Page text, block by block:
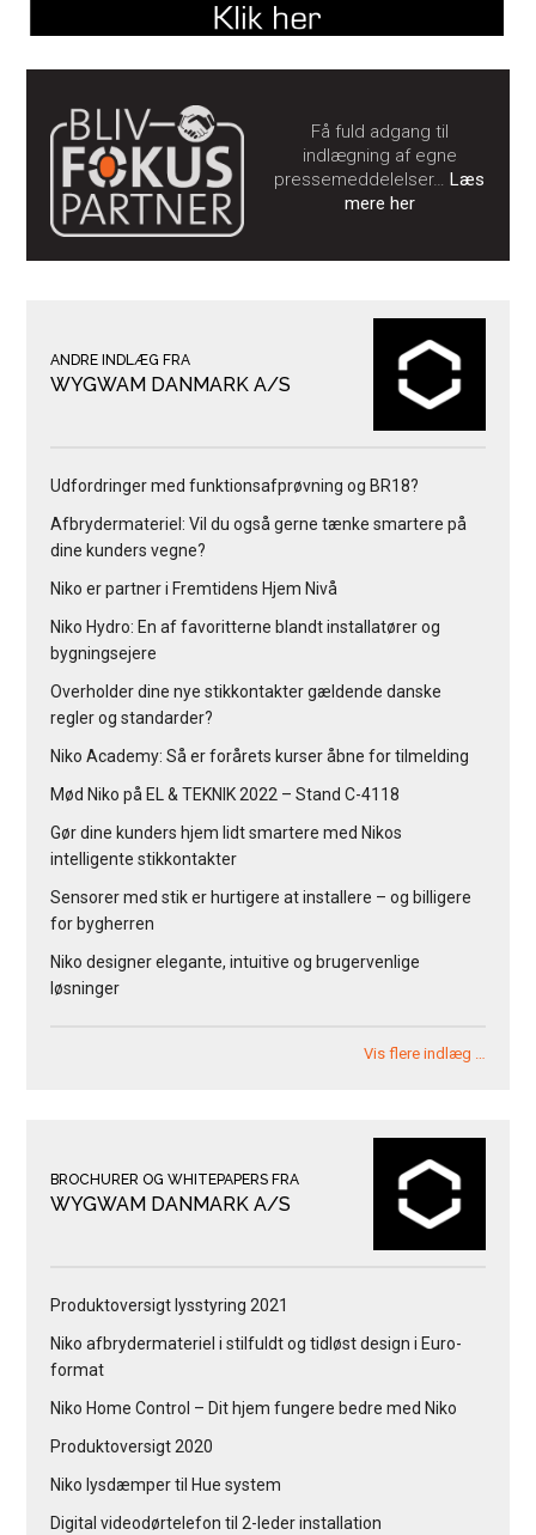
Få fuld adgang til
indlægning af egne
pressemeddelelser…Læs
mere her
ANDRE INDLÆG FRA
WYGWAM DANMARK A/S
Udfordringer med funktionsafprøvning og BR18?
Afbrydermateriel: Vil du også gerne tænke smartere på
dine kunders vegne?
Niko er partner i Fremtidens Hjem Nivå
Niko Hydro: En af favoritterne blandt installatører og
bygningsejere
Overholder dine nye stikkontakter gældende danske
regler og standarder?
Niko Academy: Så er forårets kurser åbne for tilmelding
Mød Niko på EL & TEKNIK 2022 – Stand C-4118
Gør dine kunders hjem lidt smartere med Nikos
intelligente stikkontakter
Sensorer med stik er hurtigere at installere – og billigere
for bygherren
Niko designer elegante, intuitive og brugervenlige
løsninger
Vis flere indlæg …
BROCHURER OG WHITEPAPERS FRA
WYGWAM DANMARK A/S
Produktoversigt lysstyring 2021
Niko afbrydermateriel i stilfuldt og tidløst design i Euro-
format
Niko Home Control – Dit hjem fungere bedre med Niko
Produktoversigt 2020
Niko lysdæmper til Hue system
Digital videodørtelefon til 2-leder installation